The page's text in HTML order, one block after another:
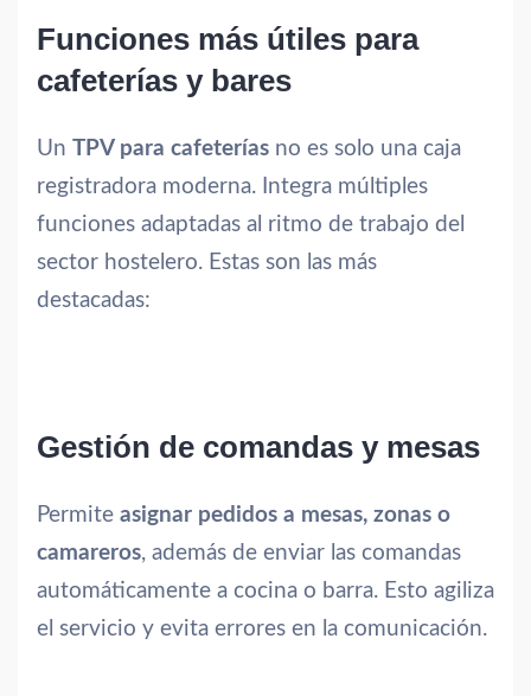
Funciones más útiles para
cafeterías y bares
Un TPV para cafeterías no es solo una caja
registradora moderna. Integra múltiples
funciones adaptadas al ritmo de trabajo del
sector hostelero. Estas son las más
destacadas:
Gestión de comandas y mesas
Permite asignar pedidos a mesas, zonas o
camareros, además de enviar las comandas
automáticamente a cocina o barra. Esto agiliza
el servicio y evita errores en la comunicación.